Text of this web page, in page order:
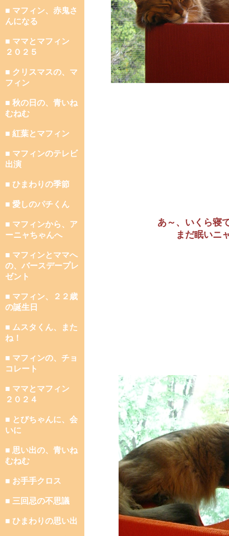
■ マフィン、赤鬼さ
んになる
■ ママとマフィン
２０２５
■ クリスマスの、マ
フィン
■ 秋の日の、青いね
むねむ
■ 紅葉とマフィン
■ マフィンのテレビ
出演
■ ひまわりの季節
■ 愛しのパチくん
■ マフィンから、ア
ーニャちゃんへ
■ マフィンとママへ
の、バースデープレ
ゼント
■ マフィン、２２歳
の誕生日
■ ムスタくん、また
ね！
■ マフィンの、チョ
コレート
■ ママとマフィン
２０２４
■ とびちゃんに、会
いに
■ 思い出の、青いね
むねむ
■ お手手クロス
■ 三回忌の不思議
■ ひまわりの思い出
あ～、いくら寝
まだ眠いニ